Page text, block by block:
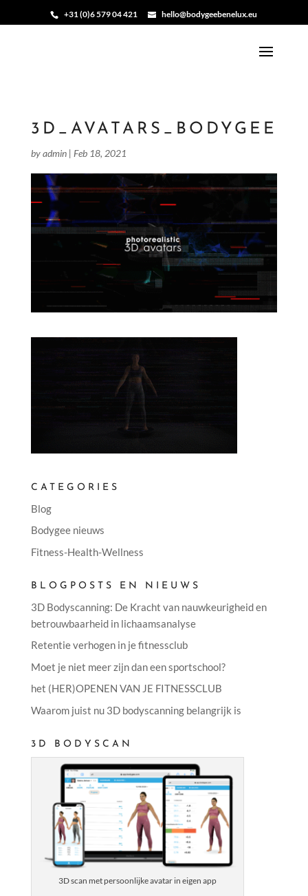
+31 (0)6 579 04 421 hello@bodygeebenelux.eu
3D_AVATARS_BODYGEE
byadmin| Feb 18, 2021
CATEGORIES
Blog
Bodygee nieuws
Fitness-Health-Wellness
BLOGPOSTS EN NIEUWS
3D Bodyscanning: De Kracht van nauwkeurigheid en
betrouwbaarheid in lichaamsanalyse
Retentie verhogen in je fitnessclub
Moet je niet meer zijn dan een sportschool?
het (HER)OPENEN VAN JE FITNESSCLUB
Waarom juist nu 3D bodyscanning belangrijk is
3D BODYSCAN
3D scan met persoonlijke avatar in eigen app